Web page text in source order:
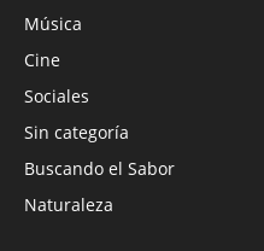
Música
Cine
Sociales
Sin categoría
Buscando el Sabor
Naturaleza